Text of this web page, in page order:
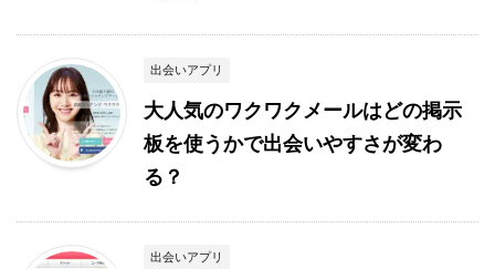
出会いアプリ
大人気のワクワクメールはどの掲示
板を使うかで出会いやすさが変わ
る？
出会いアプリ